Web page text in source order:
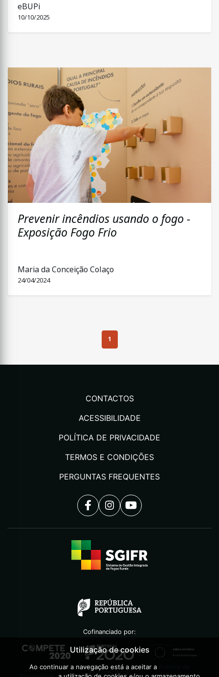
eBUPi
10/10/2025
Prevenir incêndios usando o fogo -
Exposição Fogo Frio
Maria da Conceição Colaço
24/04/2024
1
CONTACTOS
ACESSIBILIDADE
POLÍTICA DE PRIVACIDADE
TERMOS E CONDIÇÕES
PERGUNTAS FREQUENTES
Cofinanciado por:
©2026 AGIF
Utilização de cookies
Ao continuar a navegação está a aceitar a